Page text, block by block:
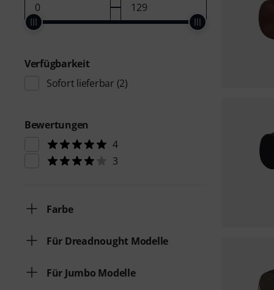
Verfügbarkeit
Sofort lieferbar (2)
Bewertungen
4
3
Farbe
Für Dreadnought Modelle
Für Jumbo Modelle